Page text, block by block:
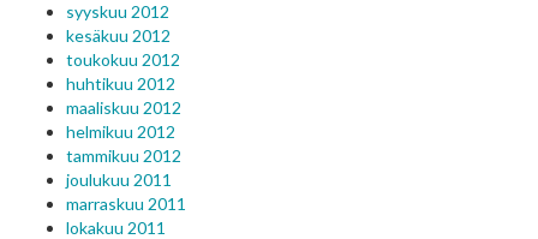
syyskuu 2012
kesäkuu 2012
toukokuu 2012
huhtikuu 2012
maaliskuu 2012
helmikuu 2012
tammikuu 2012
joulukuu 2011
marraskuu 2011
lokakuu 2011